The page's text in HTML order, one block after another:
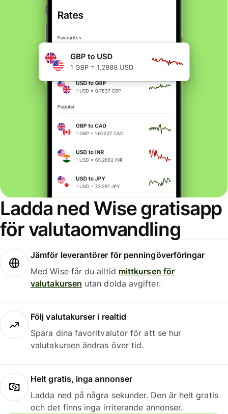
Ladda ned Wise gratisapp
för valutaomvandling
Jämför leverantörer för penningöverföringar
Med Wise får du alltid mittkursen för
valutakursen utan dolda avgifter.
Följ valutakurser i realtid
Spara dina favoritvalutor för att se hur
valutakursen ändras över tid.
Helt gratis, inga annonser
Ladda ned på några sekunder. Den är helt gratis
och det finns inga irriterande annonser.